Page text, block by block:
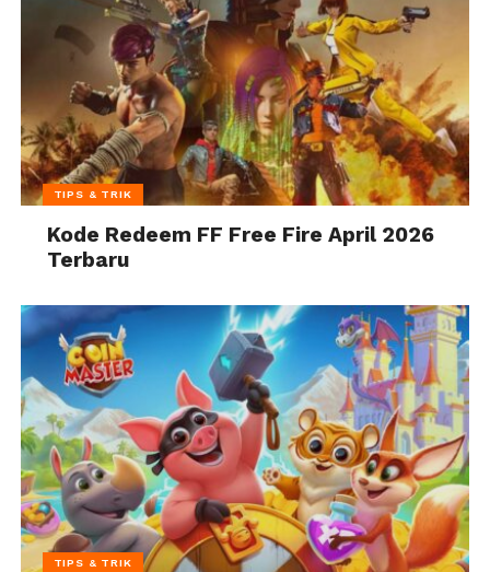
TIPS & TRIK
Kode Redeem FF Free Fire April 2026
Terbaru
TIPS & TRIK